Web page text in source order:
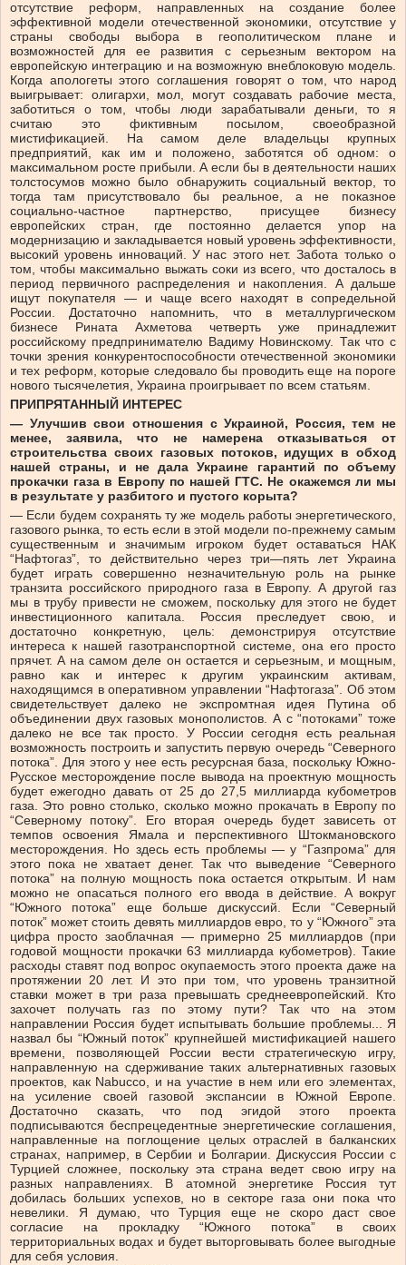
отсутствие реформ, направленных на создание более
эффективной модели отечественной экономики, отсутствие у
страны свободы выбора в геополитическом плане и
возможностей для ее развития с серьезным вектором на
европейскую интеграцию и на возможную внеблоковую модель.
Когда апологеты этого соглашения говорят о том, что народ
выигрывает: олигархи, мол, могут создавать рабочие места,
заботиться о том, чтобы люди зарабатывали деньги, то я
считаю это фиктивным посылом, своеобразной
мистификацией. На самом деле владельцы крупных
предприятий, как им и положено, заботятся об одном: о
максимальном росте прибыли. А если бы в деятельности наших
толстосумов можно было обнаружить социальный вектор, то
тогда там присутствовало бы реальное, а не показное
социально-частное партнерство, присущее бизнесу
европейских стран, где постоянно делается упор на
модернизацию и закладывается новый уровень эффективности,
высокий уровень инноваций. У нас этого нет. Забота только о
том, чтобы максимально выжать соки из всего, что досталось в
период первичного распределения и накопления. А дальше
ищут покупателя — и чаще всего находят в сопредельной
России. Достаточно напомнить, что в металлургическом
бизнесе Рината Ахметова четверть уже принадлежит
российскому предпринимателю Вадиму Новинскому. Так что с
точки зрения конкурентоспособности отечественной экономики
и тех реформ, которые следовало бы проводить еще на пороге
нового тысячелетия, Украина проигрывает по всем статьям.
ПРИПРЯТАННЫЙ ИНТЕРЕС
— Улучшив свои отношения с Украиной, Россия, тем не
менее, заявила, что не намерена отказываться от
строительства своих газовых потоков, идущих в обход
нашей страны, и не дала Украине гарантий по объему
прокачки газа в Европу по нашей ГТС. Не окажемся ли мы
в результате у разбитого и пустого корыта?
— Если будем сохранять ту же модель работы энергетического,
газового рынка, то есть если в этой модели по-прежнему самым
существенным и значимым игроком будет оставаться НАК
“Нафтогаз”, то действительно через три—пять лет Украина
будет играть совершенно незначительную роль на рынке
транзита российского природного газа в Европу. А другой газ
мы в трубу привести не сможем, поскольку для этого не будет
инвестиционного капитала. Россия преследует свою, и
достаточно конкретную, цель: демонстрируя отсутствие
интереса к нашей газотранспортной системе, она его просто
прячет. А на самом деле он остается и серьезным, и мощным,
равно как и интерес к другим украинским активам,
находящимся в оперативном управлении “Нафтогаза”. Об этом
свидетельствует далеко не экспромтная идея Путина об
объединении двух газовых монополистов. А с “потоками” тоже
далеко не все так просто. У России сегодня есть реальная
возможность построить и запустить первую очередь “Северного
потока”. Для этого у нее есть ресурсная база, поскольку Южно-
Русское месторождение после вывода на проектную мощность
будет ежегодно давать от 25 до 27,5 миллиарда кубометров
газа. Это ровно столько, сколько можно прокачать в Европу по
“Северному потоку”. Его вторая очередь будет зависеть от
темпов освоения Ямала и перспективного Штокмановского
месторождения. Но здесь есть проблемы — у “Газпрома” для
этого пока не хватает денег. Так что выведение “Северного
потока” на полную мощность пока остается открытым. И нам
можно не опасаться полного его ввода в действие. А вокруг
“Южного потока” еще больше дискуссий. Если “Северный
поток” может стоить девять миллиардов евро, то у “Южного” эта
цифра просто заоблачная — примерно 25 миллиардов (при
годовой мощности прокачки 63 миллиарда кубометров). Такие
расходы ставят под вопрос окупаемость этого проекта даже на
протяжении 20 лет. И это при том, что уровень транзитной
ставки может в три раза превышать среднеевропейский. Кто
захочет получать газ по этому пути? Так что на этом
направлении Россия будет испытывать большие проблемы... Я
назвал бы “Южный поток” крупнейшей мистификацией нашего
времени, позволяющей России вести стратегическую игру,
направленную на сдерживание таких альтернативных газовых
проектов, как Nabucco, и на участие в нем или его элементах,
на усиление своей газовой экспансии в Южной Европе.
Достаточно сказать, что под эгидой этого проекта
подписываются беспрецедентные энергетические соглашения,
направленные на поглощение целых отраслей в балканских
странах, например, в Сербии и Болгарии. Дискуссия России с
Турцией сложнее, поскольку эта страна ведет свою игру на
разных направлениях. В атомной энергетике Россия тут
добилась больших успехов, но в секторе газа они пока что
невелики. Я думаю, что Турция еще не скоро даст свое
согласие на прокладку “Южного потока” в своих
территориальных водах и будет выторговывать более выгодные
для себя условия.